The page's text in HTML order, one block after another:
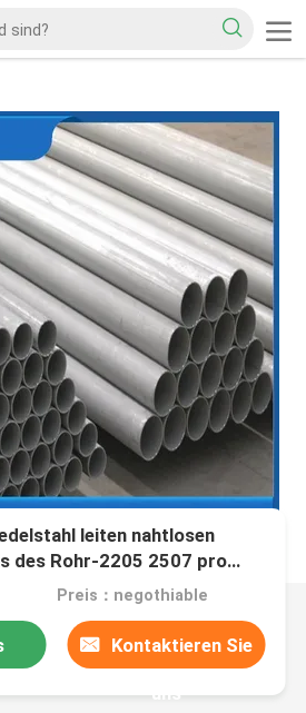
leiten nahtlosen
des Rohr-2205 2507 pro
Preis：negothiable
Kontaktieren Sie
uns